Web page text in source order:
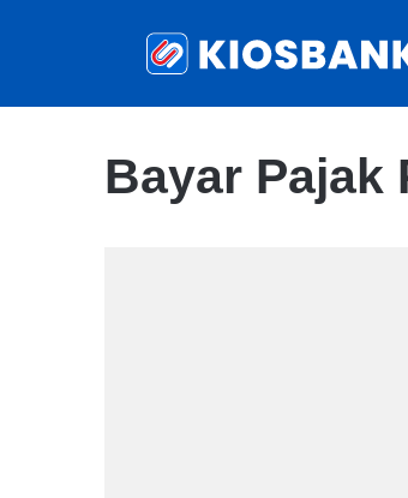
Bayar Pajak